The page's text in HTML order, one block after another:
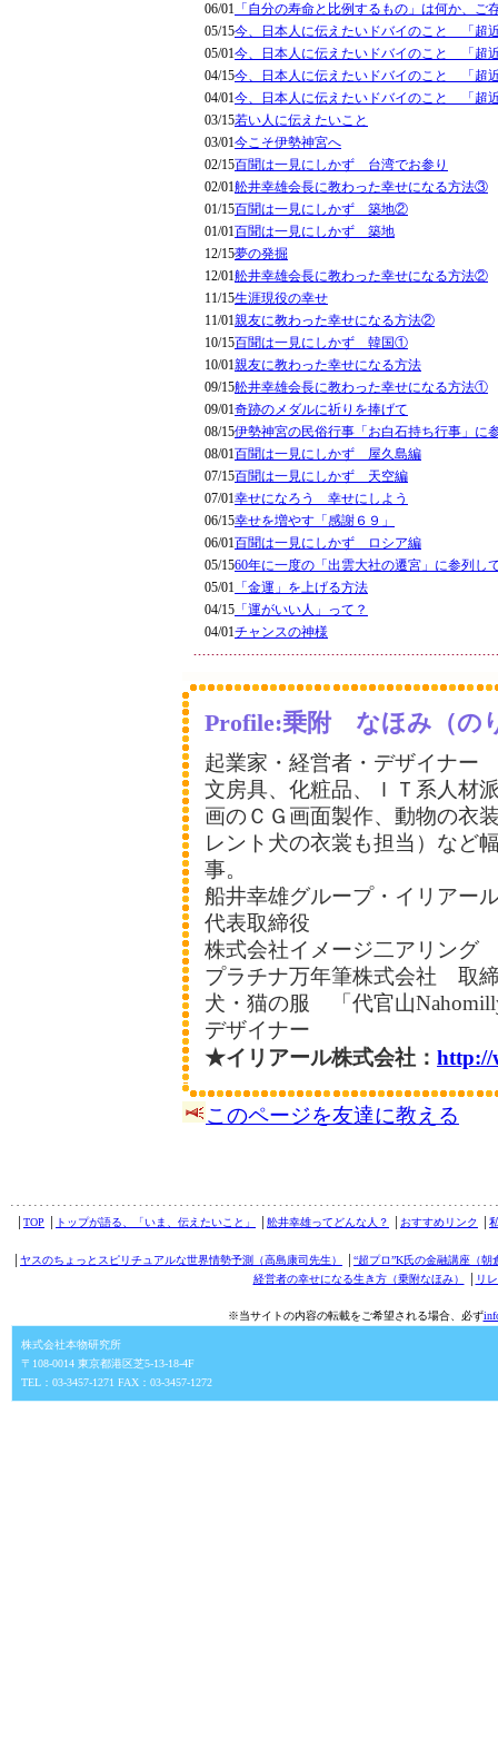
06/01 「自分の寿命と比例するもの」は何か、ご
05/15今、日本人に伝えたいドバイのこと 「超
05/01今、日本人に伝えたいドバイのこと 「超
04/15今、日本人に伝えたいドバイのこと 「超
04/01今、日本人に伝えたいドバイのこと 「超
03/15若い人に伝えたいこと
03/01今こそ伊勢神宮へ
02/15百聞は一見にしかず 台湾でお参り
02/01舩井幸雄会長に教わった幸せになる方法③
01/15百聞は一見にしかず 築地②
01/01百聞は一見にしかず 築地
12/15夢の発掘
12/01舩井幸雄会長に教わった幸せになる方法②
11/15生涯現役の幸せ
11/01親友に教わった幸せになる方法②
10/15百聞は一見にしかず 韓国①
10/01親友に教わった幸せになる方法
09/15舩井幸雄会長に教わった幸せになる方法①
09/01奇跡のメダルに祈りを捧げて
08/15伊勢神宮の民俗行事「お白石持ち行事」に
08/01百聞は一見にしかず 屋久島編
07/15百聞は一見にしかず 天空編
07/01幸せになろう 幸せにしよう
06/15幸せを増やす「感謝６９」
06/01百聞は一見にしかず ロシア編
05/1560年に一度の「出雲大社の遷宮」に参列し
05/01 「金運」を上げる方法
04/15 「運がいい人」って？
04/01チャンスの神様
Profile:乗附 なほみ（の
起業家・経営者・デザイナー
文房具、化粧品、ＩＴ系人材
画のＣＧ画面製作、動物の衣
レント犬の衣裳も担当）など
事。
船井幸雄グループ・イリアー
代表取締役
株式会社イメージ二アリング
プラチナ万年筆株式会社 取
犬・猫の服 「代官山
デザイナー
★イリアール株式会社： http://
このページを友達に教える
TOP トップが語る、「いま、伝えたいこと」 舩井幸雄ってどんな人？ おすすめリンク
ヤスのちょっとスピリチュアルな世界情勢予測（高島康司先生）
“超プロ”K氏の金融講座（朝
経営者の幸せになる生き方（乗附なほみ）
リ
※当サイトの内容の転載をご希望される場合、必ず
株式会社本物研究所
〒108-0014 東京都港区芝5-13-18-4F
TEL：03-3457-1271 FAX：03-3457-1272